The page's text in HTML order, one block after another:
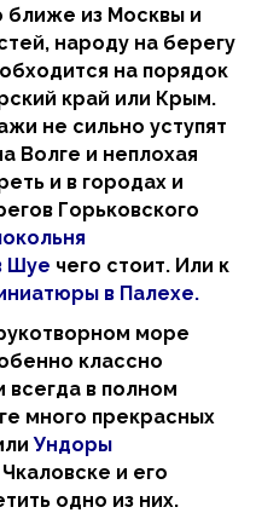
ближе из Москвы и
народу на берегу
на порядок
край или Крым.
не сильно уступят
Волге и неплохая
и в городах и
Горьковского
Шуе чего стоит. Или к
в Палехе.
море
классно
всегда в полном
много прекрасных
Ундоры
Чкаловске и его
одно из них.